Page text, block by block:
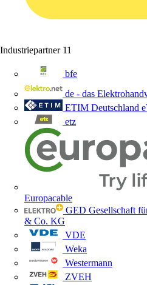
Industriepartner 11
bfe
de - das
ETIM Deutschland
etz
Europacable
GED Gesellschaft
& Co. KG
VDE
Weka
Westermann
ZVEH